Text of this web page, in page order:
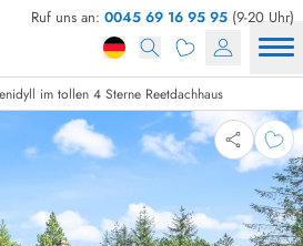
Ruf uns an: 0045 69 16 95 95 (9-20 Uhr)
im tollen 4 Sterne Reetdachhaus